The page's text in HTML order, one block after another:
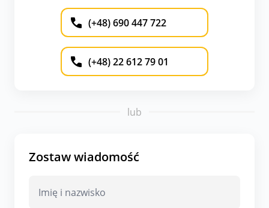
(+48) 690 447 722
(+48) 22 612 79 01
lub
Zostaw wiadomość